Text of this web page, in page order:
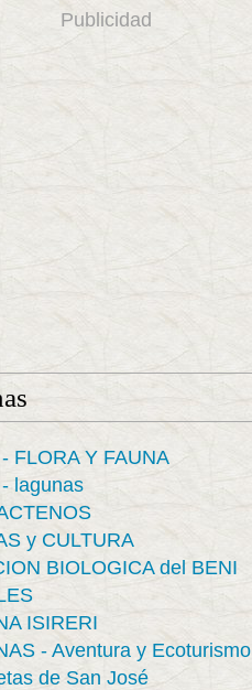
Publicidad
FLORA Y FAUNA
lagunas
y CULTURA
BIOLOGICA del BENI
ISIRERI
- Aventura y Ecoturismo
de San José